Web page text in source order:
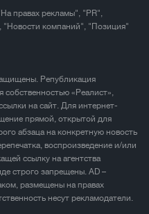
правах рекламы", "PR",
"Новости компаний", "Позиция"
Републикация
«Реалист»,
на сайт. Для интернет-
прямой, открытой для
абзаца на конкретную новость
воспроизведение и/или
ссылку на агентства
строго запрещены. AD –
размещены на правах
несут рекламодатели.